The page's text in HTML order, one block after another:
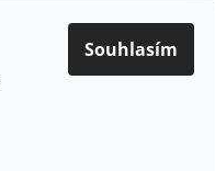
Souhlasím